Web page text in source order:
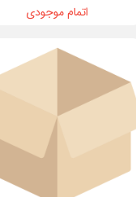
اتمام موجودی